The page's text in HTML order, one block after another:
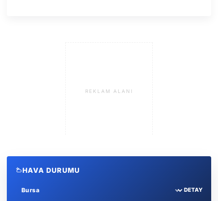
REKLAM ALANI
HAVA DURUMU
Sehir sec
DETAY